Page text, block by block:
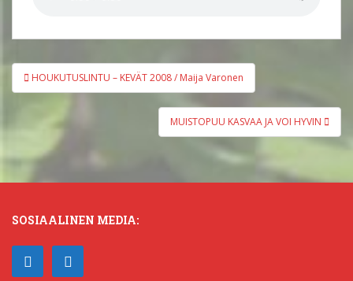
Artikkelien
selaus
HOUKUTUSLINTU – KEVÄT 2008 / Maija Varonen
MUISTOPUU KASVAA JA VOI HYVIN
SOSIAALINEN MEDIA: